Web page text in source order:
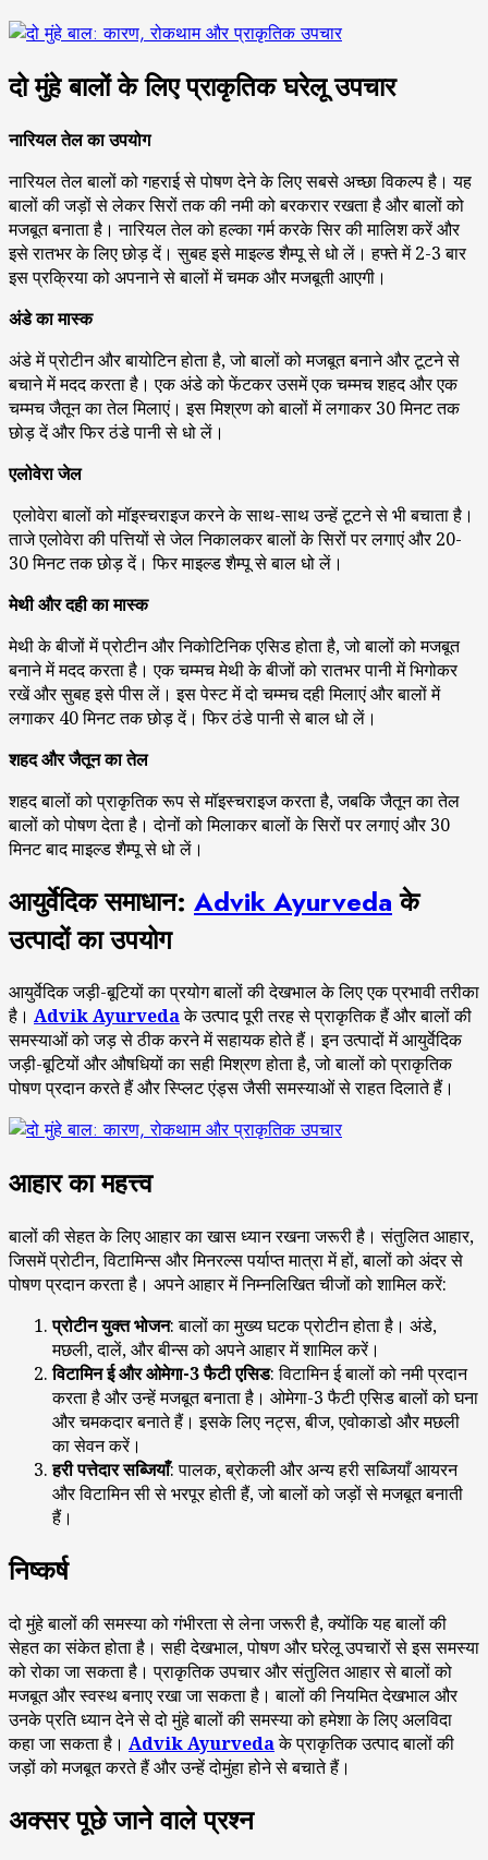
दो मुंहे बालों के लिए प्राकृतिक घरेलू उपचार
नारियल तेल का उपयोग
नारियल तेल बालों को गहराई से पोषण देने के लिए सबसे अच्छा विकल्प है। यह
बालों की जड़ों से लेकर सिरों तक की नमी को बरकरार रखता है और बालों को
मजबूत बनाता है। नारियल तेल को हल्का गर्म करके सिर की मालिश करें और
इसे रातभर के लिए छोड़ दें। सुबह इसे माइल्ड शैम्पू से धो लें। हफ्ते में 2-3 बार
इस प्रक्रिया को अपनाने से बालों में चमक और मजबूती आएगी।
अंडे का मास्क
अंडे में प्रोटीन और बायोटिन होता है, जो बालों को मजबूत बनाने और टूटने से
बचाने में मदद करता है। एक अंडे को फेंटकर उसमें एक चम्मच शहद और एक
चम्मच जैतून का तेल मिलाएं। इस मिश्रण को बालों में लगाकर 30 मिनट तक
छोड़ दें और फिर ठंडे पानी से धो लें।
एलोवेरा जेल
एलोवेरा बालों को मॉइस्चराइज करने के साथ-साथ उन्हें टूटने से भी बचाता है।
ताजे एलोवेरा की पत्तियों से जेल निकालकर बालों के सिरों पर लगाएं और 20-
30 मिनट तक छोड़ दें। फिर माइल्ड शैम्पू से बाल धो लें।
मेथी और दही का मास्क
मेथी के बीजों में प्रोटीन और निकोटिनिक एसिड होता है, जो बालों को मजबूत
बनाने में मदद करता है। एक चम्मच मेथी के बीजों को रातभर पानी में भिगोकर
रखें और सुबह इसे पीस लें। इस पेस्ट में दो चम्मच दही मिलाएं और बालों में
लगाकर 40 मिनट तक छोड़ दें। फिर ठंडे पानी से बाल धो लें।
शहद और जैतून का तेल
शहद बालों को प्राकृतिक रूप से मॉइस्चराइज करता है, जबकि जैतून का तेल
बालों को पोषण देता है। दोनों को मिलाकर बालों के सिरों पर लगाएं और 30
मिनट बाद माइल्ड शैम्पू से धो लें।
आयुर्वेदिक समाधान: Advik Ayurveda के
उत्पादों का उपयोग
आयुर्वेदिक जड़ी-बूटियों का प्रयोग बालों की देखभाल के लिए एक प्रभावी तरीका
है। Advik Ayurvedaके उत्पाद पूरी तरह से प्राकृतिक हैं और बालों की
समस्याओं को जड़ से ठीक करने में सहायक होते हैं। इन उत्पादों में आयुर्वेदिक
जड़ी-बूटियों और औषधियों का सही मिश्रण होता है, जो बालों को प्राकृतिक
पोषण प्रदान करते हैं और स्प्लिट एंड्स जैसी समस्याओं से राहत दिलाते हैं।
आहार का महत्त्व
बालों की सेहत के लिए आहार का खास ध्यान रखना जरूरी है। संतुलित आहार,
जिसमें प्रोटीन, विटामिन्स और मिनरल्स पर्याप्त मात्रा में हों, बालों को अंदर से
पोषण प्रदान करता है। अपने आहार में निम्नलिखित चीजों को शामिल करें:
प्रोटीनयुक्तभोजन: बालों का मुख्य घटक प्रोटीन होता है। अंडे,
मछली, दालें, और बीन्स को अपने आहार में शामिल करें।
विटामिनईऔरओमेगा-3फैटीएसिड: विटामिन ई बालों को नमी प्रदान
करता है और उन्हें मजबूत बनाता है। ओमेगा-3 फैटी एसिड बालों को घना
और चमकदार बनाते हैं। इसके लिए नट्स, बीज, एवोकाडो और मछली
का सेवन करें।
हरीपत्तेदारसब्जियाँ: पालक, ब्रोकली और अन्य हरी सब्जियाँ आयरन
और विटामिन सी से भरपूर होती हैं, जो बालों को जड़ों से मजबूत बनाती
हैं।
निष्कर्ष
दो मुंहे बालों की समस्या को गंभीरता से लेना जरूरी है, क्योंकि यह बालों की
सेहत का संकेत होता है। सही देखभाल, पोषण और घरेलू उपचारों से इस समस्या
को रोका जा सकता है। प्राकृतिक उपचार और संतुलित आहार से बालों को
मजबूत और स्वस्थ बनाए रखा जा सकता है। बालों की नियमित देखभाल और
उनके प्रति ध्यान देने से दो मुंहे बालों की समस्या को हमेशा के लिए अलविदा
कहा जा सकता है। Advik Ayurvedaके प्राकृतिक उत्पाद बालों की
जड़ों को मजबूत करते हैं और उन्हें दोमुंहा होने से बचाते हैं।
अक्सर पूछे जाने वाले प्रश्न